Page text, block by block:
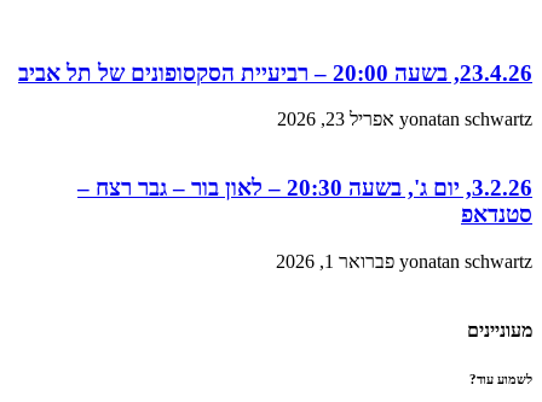
23.4.26, בשעה 20:00 – רביעיית הסקסופונים של תל אביב
yonatan schwartz אפריל 23, 2026
3.2.26, יום ג', בשעה 20:30 – לאון בור – גבר רצח –
סטנדאפ
yonatan schwartz פברואר 1, 2026
מעוניינים
לשמוע עוד?